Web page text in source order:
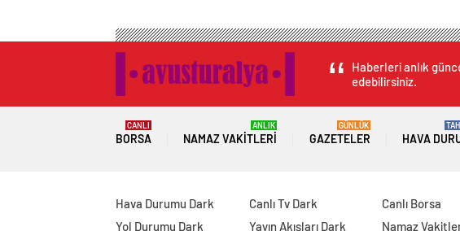
Haberleri anlık
edebilirsiniz.
BORSA
CANLI
NAMAZ VAKITLERI
ANLIK
GAZETELER
GÜNLÜK
HAVA
Hava Durumu Dark
Yol Durumu Dark
Canlı Tv Dark
Yayın Akışları Dark
Canlı Borsa
Namaz